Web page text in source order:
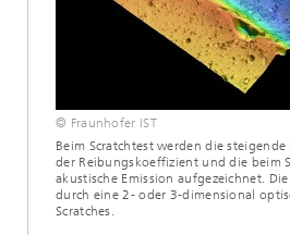
© Fraunhofer IST
Beim Scratchtest werden die
der Reibungskoeffizient und die beim
akustische Emission aufgezeichnet.
durch eine 2- oder 3-dimensional
Scratches.